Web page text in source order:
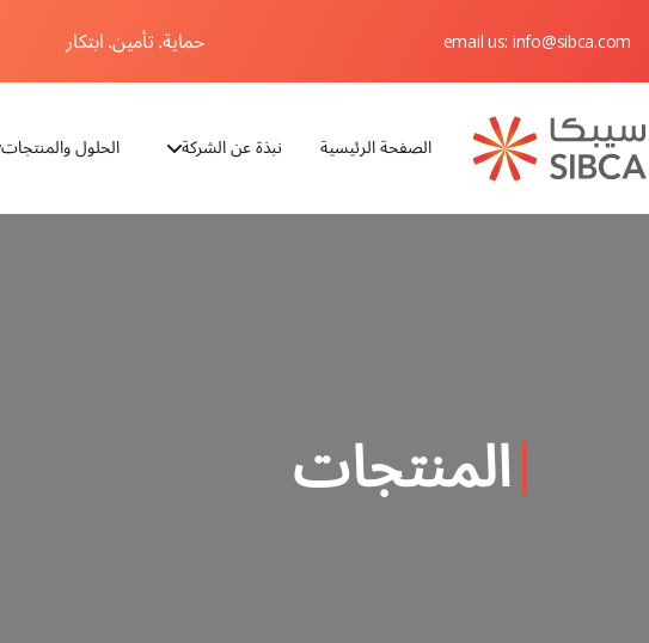
email us: info@sibca.com حماية. تأمين. ابتكار
الصفحة الرئيسية نبذة عن الشركة الحلول والمنتجات
المنتجات